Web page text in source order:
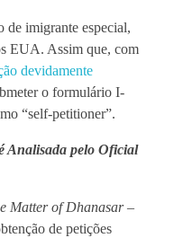
imigrante especial,
EUA. Assim que, com
devidamente
o formulário I-
“self-petitioner”.
Analisada pelo Oficial
Matter of Dhanasar–
de petições